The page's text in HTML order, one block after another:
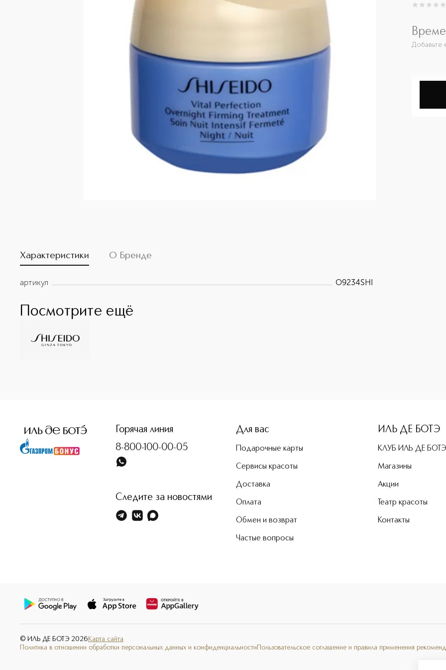
0из 0
Добавьте
Характеристики О Бренде
артикул O9234SHI
Посмотрите ещё
Горячая линия
8-800-100-00-05
Следите за новостями
Для вас
Подарочные карты
Сервисы красоты
Доставка
Оплата
Обмен и возврат
Частые вопросы
ИЛЬ ДЕ БОТЭ
КЛУБ ИЛЬ ДЕ БОТЭ
Магазины
Акции
Театр красоты
Контакты
© ИЛЬ ДЕ БОТЭ 2026 Карта сайта
Политика в отношении обработки персональных данных и конфиденциальности Пользовательское соглашение и правила применения